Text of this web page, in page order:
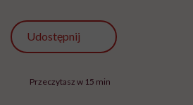
Udostępnij
Przeczytasz w 15 min